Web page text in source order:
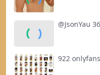
@JsonYau
922